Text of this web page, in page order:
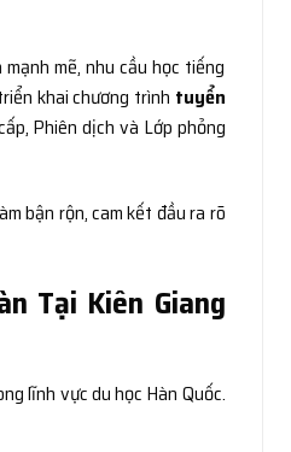
mẽ, nhu cầu học tiếng
khai chương trình tuyển
Phiên dịch và Lớp phỏng
bận rộn, cam kết đầu ra rõ
Tại Kiên Giang
lĩnh vực du học Hàn Quốc.